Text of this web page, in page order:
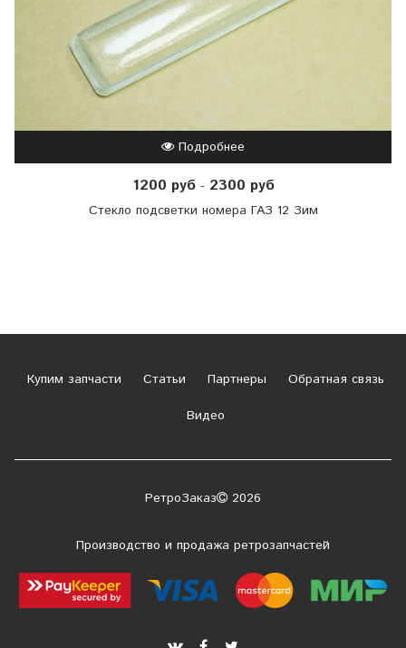
Подробнее
1200 руб- 2300 руб
Стекло подсветки номера ГАЗ 12 Зим
Купим запчасти Статьи Партнеры
Обратная связь
Видео
РетроЗаказ 2026
Производство и продажа ретрозапчастей